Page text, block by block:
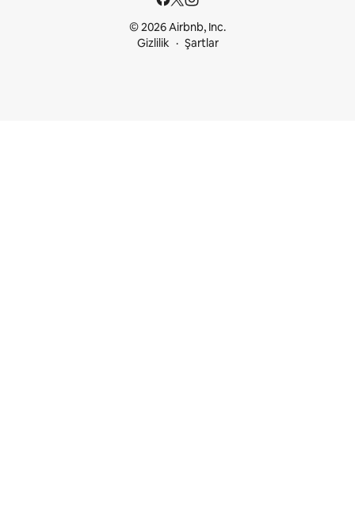
© 2026 Airbnb, Inc.
Gizlilik
Şartlar